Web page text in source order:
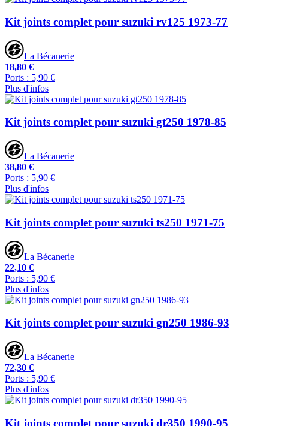
Kit joints complet pour suzuki rv125 1973-77
La Bécanerie
18,80 €
Ports : 5,90 €
Plus d'infos
Kit joints complet pour suzuki gt250 1978-85
La Bécanerie
38,80 €
Ports : 5,90 €
Plus d'infos
Kit joints complet pour suzuki ts250 1971-75
La Bécanerie
22,10 €
Ports : 5,90 €
Plus d'infos
Kit joints complet pour suzuki gn250 1986-93
La Bécanerie
72,30 €
Ports : 5,90 €
Plus d'infos
Kit joints complet pour suzuki dr350 1990-95